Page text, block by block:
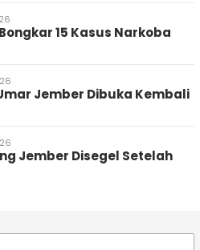
15 Kasus Narkoba
Jember Dibuka Kembali
Jember Disegel Setelah